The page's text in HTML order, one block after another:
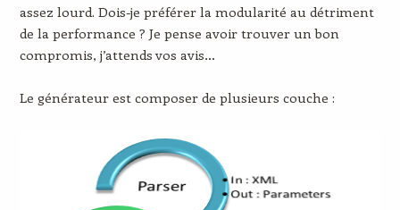
assez lourd. Dois-je préférer la modularité au détriment
de la performance ? Je pense avoir trouver un bon
compromis, j’attends vos avis…
Le générateur est composer de plusieurs couche :